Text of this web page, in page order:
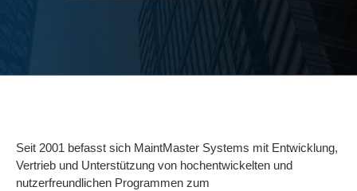
Seit 2001 befasst sich MaintMaster Systems mit Entwicklung,
Vertrieb und Unterstützung von hochentwickelten und
nutzerfreundlichen Programmen zum